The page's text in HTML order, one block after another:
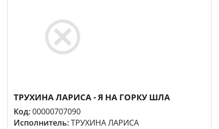
ТРУХИНА ЛАРИСА - Я НА ГОРКУ ШЛА
Код:00000707090
Исполнитель:ТРУХИНА ЛАРИСА